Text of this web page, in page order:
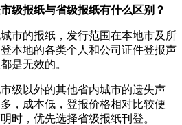
级报纸与省级报纸有什么区别？
市的报纸，发行范围在本地市及所
本地的各类个人和公司证件登报声
是无效的。
级以外的其他省内城市的遗失声
，成本低，登报价格相对比较便
时，优先选择省级报纸刊登。